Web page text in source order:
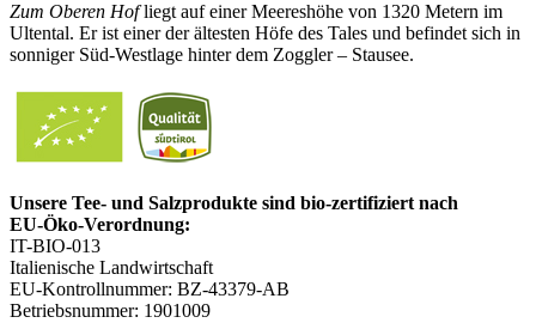
Zum Oberen Hofliegt auf einer Meereshöhe von 1320 Metern im
Ultental. Er ist einer der ältesten Höfe des Tales und befindet sich in
sonniger Süd-Westlage hinter dem Zoggler – Stausee.
Unsere Tee‑ und Salzprodukte sind bio‑zertifiziert nach
EU‑Öko‑Verordnung:
IT-BIO-013
Italienische Landwirtschaft
EU-Kontrollnummer: BZ-43379-AB
Betriebsnummer: 1901009